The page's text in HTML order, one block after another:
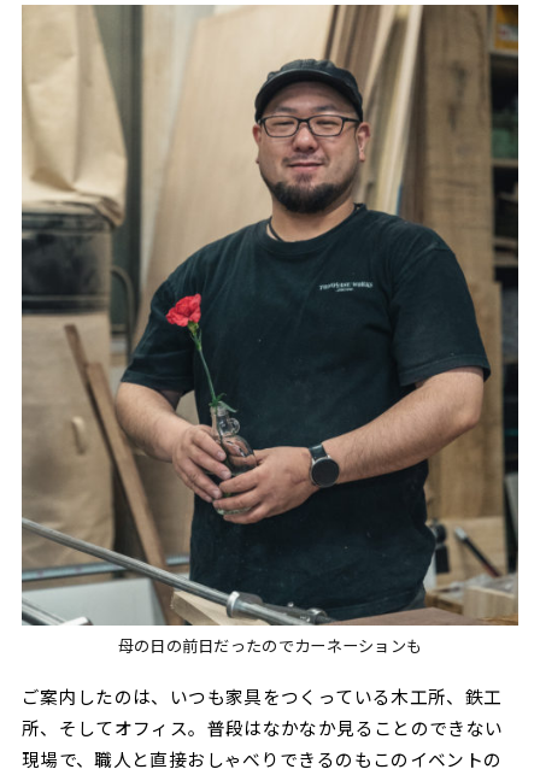
母の日の前日だったのでカーネーションも
ご案内したのは、いつも家具をつくっている木工所、鉄工
所、そしてオフィス。普段はなかなか見ることのできない
現場で、職人と直接おしゃべりできるのもこのイベントの